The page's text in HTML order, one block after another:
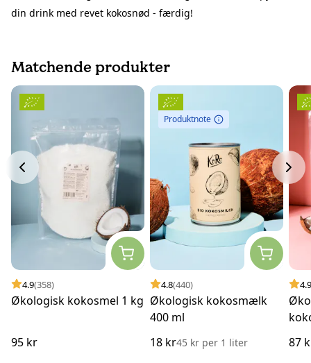
din drink med revet kokosnød - færdig!
Matchende produkter
4.9(358)
Økologisk kokosmel 1 kg
95 kr
Produktnote
4.8(440)
Økologisk kokosmælk
400 ml
18 kr45 kr per 1 liter
4.9
87